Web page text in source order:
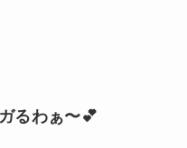
るわぁ〜💕